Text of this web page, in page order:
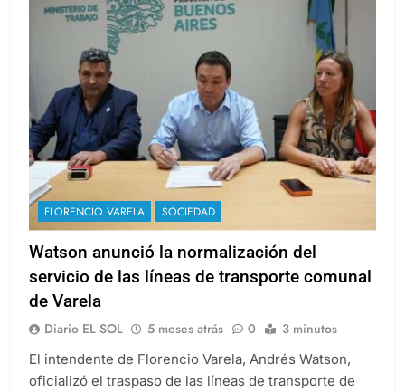
FLORENCIO VARELA SOCIEDAD
Watson anunció la normalización del
servicio de las líneas de transporte comunal
de Varela
Diario EL SOL 5 meses atrás 0 3 minutos
El intendente de Florencio Varela, Andrés Watson,
oficializó el traspaso de las líneas de transporte de